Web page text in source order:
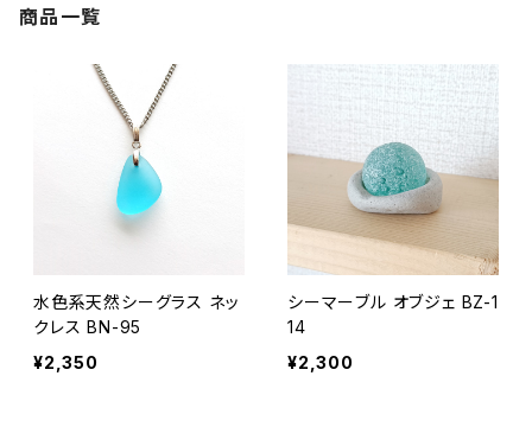
商品一覧
水色系天然シーグラス ネッ
クレス BN-95
¥2,350
シーマーブル オブジェ BZ-1
14
¥2,300